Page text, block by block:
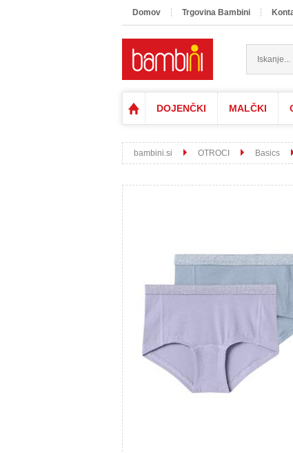
Domov Trgovina Bambini
DOJENČKI MALČKI
bambini.si OTROCI Basics